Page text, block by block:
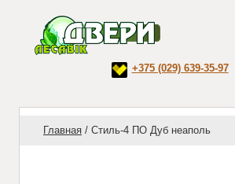
+375 (029) 639-35-97
Главная / Стиль-4 ПО Дуб неаполь